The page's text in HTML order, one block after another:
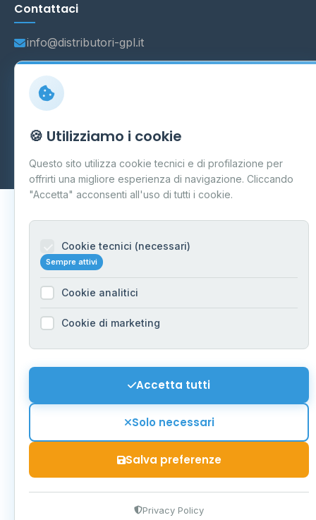
Contattaci
info@distributori-gpl.it
Carpi P.IVA 03859300364
Aggiornamento quotidiano
🍪 Utilizziamo i cookie
Questo sito utilizza cookie tecnici e di profilazione per
offrirti una migliore esperienza di navigazione. Cliccando
"Accetta" acconsenti all'uso di tutti i cookie.
Cookie tecnici (necessari)
Sempre attivi
Cookie analitici
Cookie di marketing
Accetta tutti
Solo necessari
Salva preferenze
Privacy Policy